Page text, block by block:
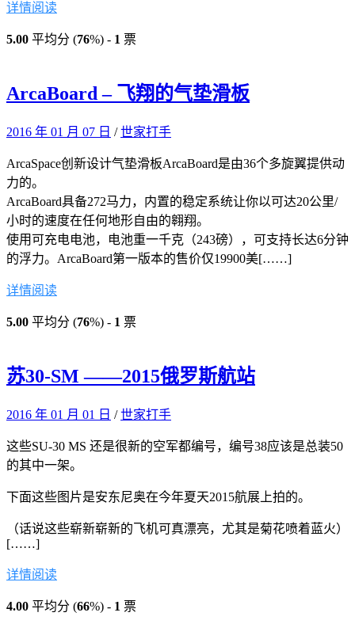
详情阅读
5.00 平均分 (76%) - 1 票
ArcaBoard – 飞翔的气垫滑板
2016 年 01 月 07 日 /世家打手
ArcaSpace创新设计气垫滑板ArcaBoard是由36个多旋翼提供动
力的。
ArcaBoard具备272马力，内置的稳定系统让你以可达20公里/
小时的速度在任何地形自由的翱翔。
使用可充电电池，电池重一千克（243磅），可支持长达6分钟
的浮力。ArcaBoard第一版本的售价仅19900美[……]
详情阅读
5.00 平均分 (76%) - 1 票
苏30-SM ——2015俄罗斯航站
2016 年 01 月 01 日 /世家打手
这些SU-30 MS 还是很新的空军都编号，编号38应该是总装50
的其中一架。
下面这些图片是安东尼奥在今年夏天2015航展上拍的。
（话说这些崭新崭新的飞机可真漂亮，尤其是菊花喷着蓝火）
[……]
详情阅读
4.00 平均分 (66%) - 1 票